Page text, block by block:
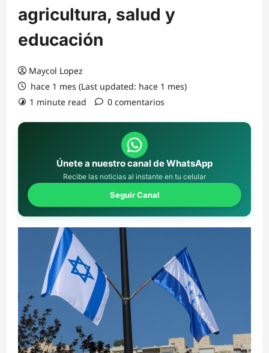
agricultura, salud y
educación
Maycol Lopez
hace 1 mes (Last updated: hace 1 mes)
1 minute read
0 comentarios
Únete a nuestro canal de WhatsApp
Recibe las noticias al instante en tu celular
Seguir Canal